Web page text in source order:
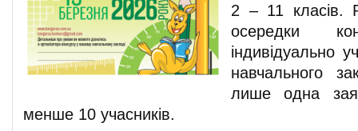
2 – 11 класів.
осередки
індивідуально
навчального
лише одна
менше 10 учасників.